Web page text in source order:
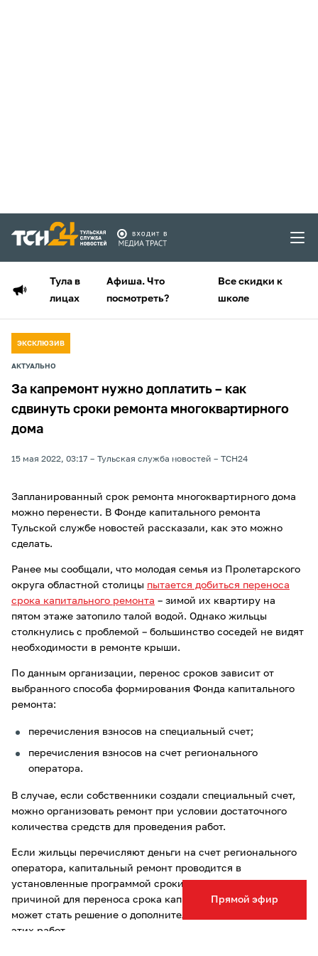
Тула в
лицах
Афиша. Что
посмотреть?
Все скидки к
школе
Прямой эфир
ЭКСКЛЮЗИВ
АКТУАЛЬНО
За капремонт нужно доплатить – как
сдвинуть сроки ремонта многоквартирного
дома
15 мая 2022, 03:17 Тульская служба новостей ТСН24
Запланированный срок ремонта многоквартирного дома
можно перенести. В Фонде капитального ремонта
Тульской службе новостей рассказали, как это можно
сделать.
Ранее мы сообщали, что молодая семья из Пролетарского
округа областной столицы пытается добиться переноса
срока капитального ремонта – зимой их квартиру на
пятом этаже затопило талой водой. Однако жильцы
столкнулись с проблемой – большинство соседей не видят
необходимости в ремонте крыши.
По данным организации, перенос сроков зависит от
выбранного способа формирования Фонда капитального
ремонта:
перечисления взносов на специальный счет;
перечисления взносов на счет регионального
оператора.
В случае, если собственники создали специальный счет,
можно организовать ремонт при условии достаточного
количества средств для проведения работ.
Если жильцы перечисляют деньги на счет регионального
оператора, капитальный ремонт проводится в
установленные программой сроки. В данном случае
причиной для переноса срока капитального ремонта
может стать решение о дополнительном взносе для оплаты
этих работ.